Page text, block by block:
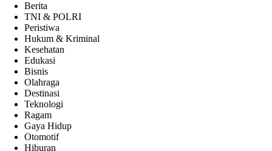
Berita
TNI & POLRI
Peristiwa
Hukum & Kriminal
Kesehatan
Edukasi
Bisnis
Olahraga
Destinasi
Teknologi
Ragam
Gaya Hidup
Otomotif
Hiburan